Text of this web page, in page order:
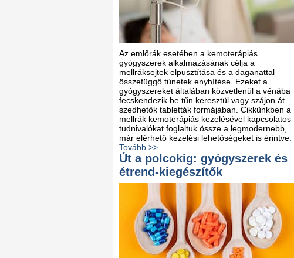
Az emlőrák esetében a kemoterápiás
gyógyszerek alkalmazásának célja a
mellráksejtek elpusztítása és a daganattal
összefüggő tünetek enyhítése. Ezeket a
gyógyszereket általában közvetlenül a vénába
fecskendezik be tűn keresztül vagy szájon át
szedhetők tabletták formájában. Cikkünkben a
mellrák kemoterápiás kezelésével kapcsolatos
tudnivalókat foglaltuk össze a legmodernebb,
már elérhető kezelési lehetőségeket is érintve.
Tovább >>
Út a polcokig: gyógyszerek és
étrend-kiegészítők